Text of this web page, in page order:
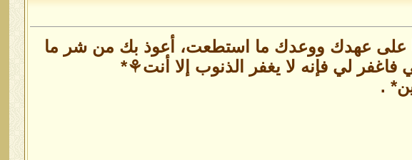
على عهدك ووعدك ما استطعت، أعوذ بك من شر ما
لي فإنه لا يغفر الذنوب إلا أنت⚘️*
.